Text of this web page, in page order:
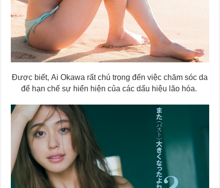
Được biết, Ai Okawa rất chú trọng đến việc chăm sóc da
để hạn chế sự hiển hiện của các dấu hiệu lão hóa.